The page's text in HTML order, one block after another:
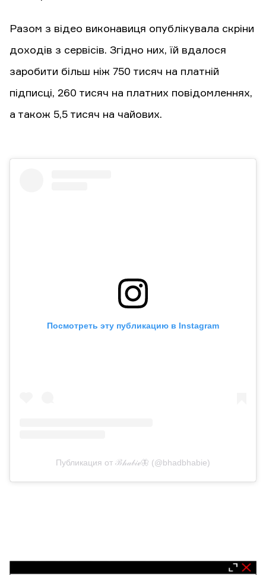
Разом з відео виконавиця опублікувала скріни
доходів з сервісів. Згідно них, їй вдалося
заробити більш ніж 750 тисяч на платній
підписці, 260 тисяч на платних повідомленнях,
а також 5,5 тисяч на чайових.
Посмотреть эту публикацию в Instagram
Публикация от ℬ𝒽𝒶𝒷𝒾ℯ🦋 (@bhadbhabie)